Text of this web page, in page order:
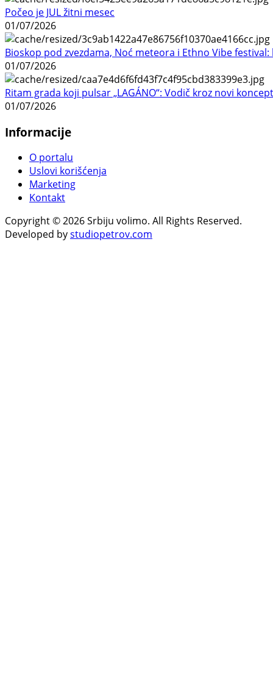
Počeo je JUL žitni mesec
01/07/2026
Bioskop pod zvezdama, Noć meteora i Ethno Vibe
01/07/2026
Ritam grada koji pulsar „LAGÁNO“: Vodič kroz novi
01/07/2026
Informacije
O portalu
Uslovi korišćenja
Marketing
Kontakt
Copyright © 2026 Srbiju volimo. All Rights Reserved.
Developed bystudiopetrov.com